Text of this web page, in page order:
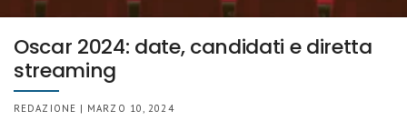
Oscar 2024: date, candidati e diretta
streaming
REDAZIONE | MARZO 10, 2024